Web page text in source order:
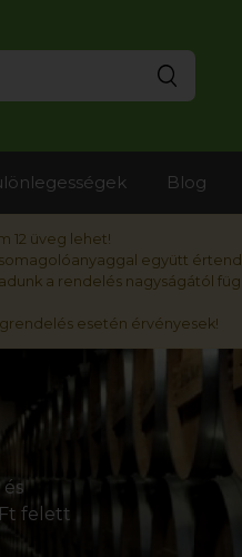
12 üveg lehet!
együtt
a rendelés nagyságától
esetén érvényesek!
Blog
felett